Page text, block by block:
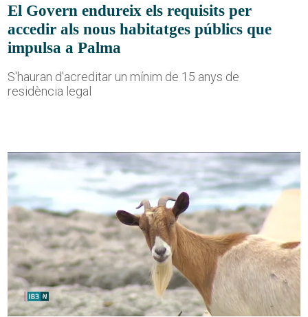
El Govern endureix els requisits per
accedir als nous habitatges públics que
impulsa a Palma
S'hauran d'acreditar un mínim de 15 anys de
residència legal